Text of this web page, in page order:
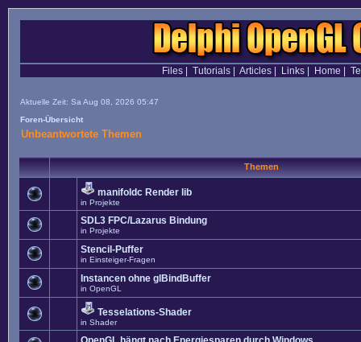
Files| Tutorials| Articles| Links| Home
Aktuelle Zeit: Sa Aug 08, 2026 05:47
Foren-Übersicht
Unbeantwortete Themen
Themen
manifoldc Render lib
in Projekte
SDL3 FPC/Lazarus Bindung
in Projekte
Stencil-Puffer
in Einsteiger-Fragen
Instancen ohne glBindBuffer
in OpenGL
Tesselations-Shader
in Shader